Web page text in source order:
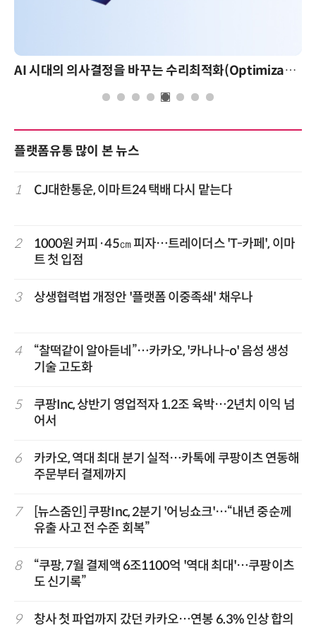
AI 시대의 의사결정을 바꾸는 수리최적화(Optimization): 실제 산업 적용 사례와 활용 전략
플랫폼유통 많이 본 뉴스
1 CJ대한통운, 이마트24 택배 다시 맡는다
2
1000원 커피·45㎝ 피자…트레이더스 'T-카페', 이마
트 첫 입점
3 상생협력법 개정안 '플랫폼 이중족쇄' 채우나
4
“찰떡같이 알아듣네”…카카오, '카나나-o' 음성 생성
기술 고도화
5
쿠팡Inc, 상반기 영업적자 1.2조 육박…2년치 이익 넘
어서
6
카카오, 역대 최대 분기 실적…카톡에 쿠팡이츠 연동해
주문부터 결제까지
7
[뉴스줌인] 쿠팡Inc, 2분기 '어닝쇼크'…“내년 중순께
유출 사고 전 수준 회복”
8
“쿠팡, 7월 결제액 6조1100억 '역대 최대'…쿠팡이츠
도 신기록”
9 창사 첫 파업까지 갔던 카카오…연봉 6.3% 인상 합의